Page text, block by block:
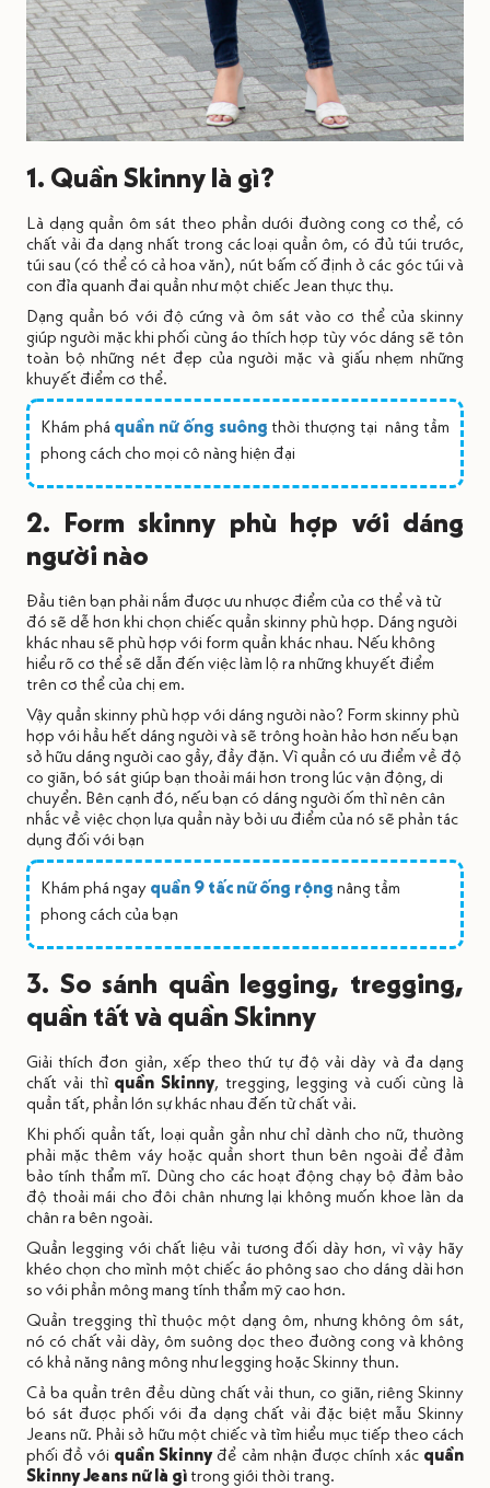
1. Quần Skinny là gì?
Là dạng quần ôm sát theo phần dưới đường cong cơ thể, có
chất vải đa dạng nhất trong các loại quần ôm, có đủ túi trước,
túi sau (có thể có cả hoa văn), nút bấm cố định ở các góc túi và
con đỉa quanh đai quần như một chiếc Jean thực thụ.
Dạng quần bó với độ cứng và ôm sát vào cơ thể của skinny
giúp người mặc khi phối cùng áo thích hợp tùy vóc dáng sẽ tôn
toàn bộ những nét đẹp của người mặc và giấu nhẹm những
khuyết điểm cơ thể.
Khám phá quần nữ ống suông thời thượng tại nâng tầm
phong cách cho mọi cô nàng hiện đại
2. Form skinny phù hợp với dáng
người nào
Đầu tiên bạn phải nắm được ưu nhược điểm của cơ thể và từ
đó sẽ dễ hơn khi chọn chiếc quần skinny phù hợp. Dáng người
khác nhau sẽ phù hợp với form quần khác nhau. Nếu không
hiểu rõ cơ thể sẽ dẫn đến việc làm lộ ra những khuyết điểm
trên cơ thể của chị em.
Vậy quần skinny phù hợp với dáng người nào? Form skinny phù
hợp với hầu hết dáng người và sẽ trông hoàn hảo hơn nếu bạn
sở hữu dáng người cao gầy, đầy đặn. Vì quần có ưu điểm về độ
co giãn, bó sát giúp bạn thoải mái hơn trong lúc vận động, di
chuyển. Bên cạnh đó, nếu bạn có dáng người ốm thì nên cân
nhắc về việc chọn lựa quần này bởi ưu điểm của nó sẽ phản tác
dụng đối với bạn
Khám phá ngay quần 9 tấc nữ ống rộng nâng tầm
phong cách của bạn
3. So sánh quần legging, tregging,
quần tất và quần Skinny
Giải thích đơn giản, xếp theo thứ tự độ vải dày và đa dạng
chất vải thìquần Skinny, tregging, legging và cuối cùng là
quần tất, phần lớn sự khác nhau đến từ chất vải.
Khi phối quần tất, loại quần gần như chỉ dành cho nữ, thường
phải mặc thêm váy hoặc quần short thun bên ngoài để đảm
bảo tính thẩm mĩ. Dùng cho các hoạt động chạy bộ đảm bảo
độ thoải mái cho đôi chân nhưng lại không muốn khoe làn da
chân ra bên ngoài.
Quần legging với chất liệu vải tương đối dày hơn, vì vậy hãy
khéo chọn cho mình một chiếc áo phông sao cho dáng dài hơn
so với phần mông mang tính thẩm mỹ cao hơn.
Quần tregging thì thuộc một dạng ôm, nhưng không ôm sát,
nó có chất vải dày, ôm suông dọc theo đường cong và không
có khả năng nâng mông như legging hoặc Skinny thun.
Cả ba quần trên đều dùng chất vải thun, co giãn, riêng Skinny
bó sát được phối với đa dạng chất vải đặc biệt mẫu Skinny
Jeans nữ. Phải sở hữu một chiếc và tìm hiểu mục tiếp theo cách
phối đồ với quần Skinnyđể cảm nhận được chính xác quần
SkinnyJeans nữ là gìtrong giới thời trang.